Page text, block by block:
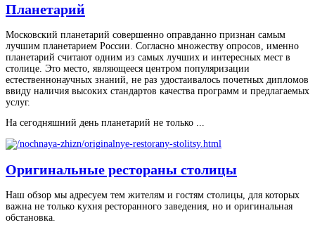
Планетарий
Московский планетарий совершенно оправданно признан самым
лучшим планетарием России. Согласно множеству опросов, именно
планетарий считают одним из самых лучших и интересных мест в
столице. Это место, являющееся центром популяризации
естественнонаучных знаний, не раз удостаивалось почетных дипломов
ввиду наличия высоких стандартов качества программ и предлагаемых
услуг.
На сегодняшний день планетарий не только ...
Оригинальные рестораны столицы
Наш обзор мы адресуем тем жителям и гостям столицы, для которых
важна не только кухня ресторанного заведения, но и оригинальная
обстановка.